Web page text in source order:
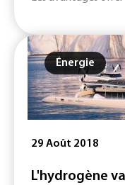
Énergie
29 Août 2018
L'hydrogène